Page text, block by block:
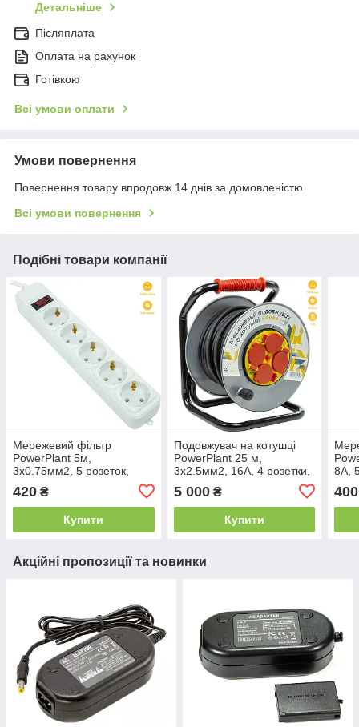
Детальніше
Післяплата
Оплата на рахунок
Готівкою
Всі умови оплати
Умови повернення
Повернення товару впродовж 14 днів за домовленістю
Всі умови повернення
Подібні товари компанії
Мережевий фільтр
PowerPlant 5м,
3x0.75мм2, 5 розеток,
євростандарт, 100% мідь
(JY-1056/5B)
420 ₴
Купити
Подовжувач на котушці
PowerPlant 25 м,
3x2.5мм2, 16A, 4 розетки,
100% мідь (JY-20022/25)
5 000₴
Купити
8А,
400
Акційні пропозиції та новинки